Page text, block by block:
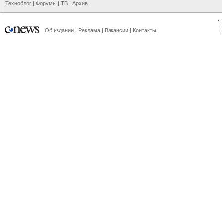
Техноблог | Форумы | ТВ | Архив
Об издании | Реклама | Вакансии | Контакты